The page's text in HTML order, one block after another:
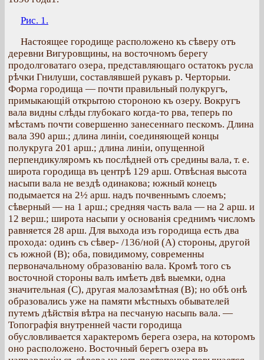
Рис. 1.
Настоящее городище расположено къ сѣверу отъ
деревни Вигуровщины, на восточномъ берегу
продолговатаго озера, представляющаго остатокъ русла
рѣчки Гнилуши, составлявшей рукавъ р. Черторыи.
Форма городища — почти правильный полукругъ,
примыкающій открытою стороною къ озеру. Вокругъ
вала видны слѣды глубокаго когда-то рва, теперь по
мѣстамъ почти совершенно занесеннаго пескомъ. Длина
вала 390 арш.; длина линіи, соединяющей концы
полукруга 201 арш.; длина линіи, опущенной
перпендикуляромъ къ послѣдней отъ средины вала, т. е.
широта городища въ центрѣ 129 арш. Отвѣсная высота
насыпи вала не вездѣ одинакова; южный конецъ
подымается на 2½ арш. надъ почвеннымъ слоемъ;
сѣверный — на 1 арш.; средняя часть вала — на 2 арш. и
12 верш.; широта насыпи у основанія среднимъ числомъ
равняется 28 арш. Для выхода изъ городища есть два
прохода: одинъ съ сѣвер- /136/ной (А) стороны, другой
съ южной (В); оба, повидимому, современны
первоначальному образованію вала. Кромѣ того съ
восточной стороны валъ имѣетъ двѣ выемки, одна
значительная (С), другая малозамѣтная (В); но обѣ онѣ
образовались уже на памяти мѣстныхъ обывателей
путемъ дѣйствія вѣтра на песчаную насыпь вала. —
Топографія внутренней части городища
обусловливается характеромъ берега озера, на которомъ
оно расположено. Восточный берегъ озера въ